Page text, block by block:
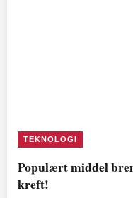
TEKNOLOGI
Populært middel
kreft!